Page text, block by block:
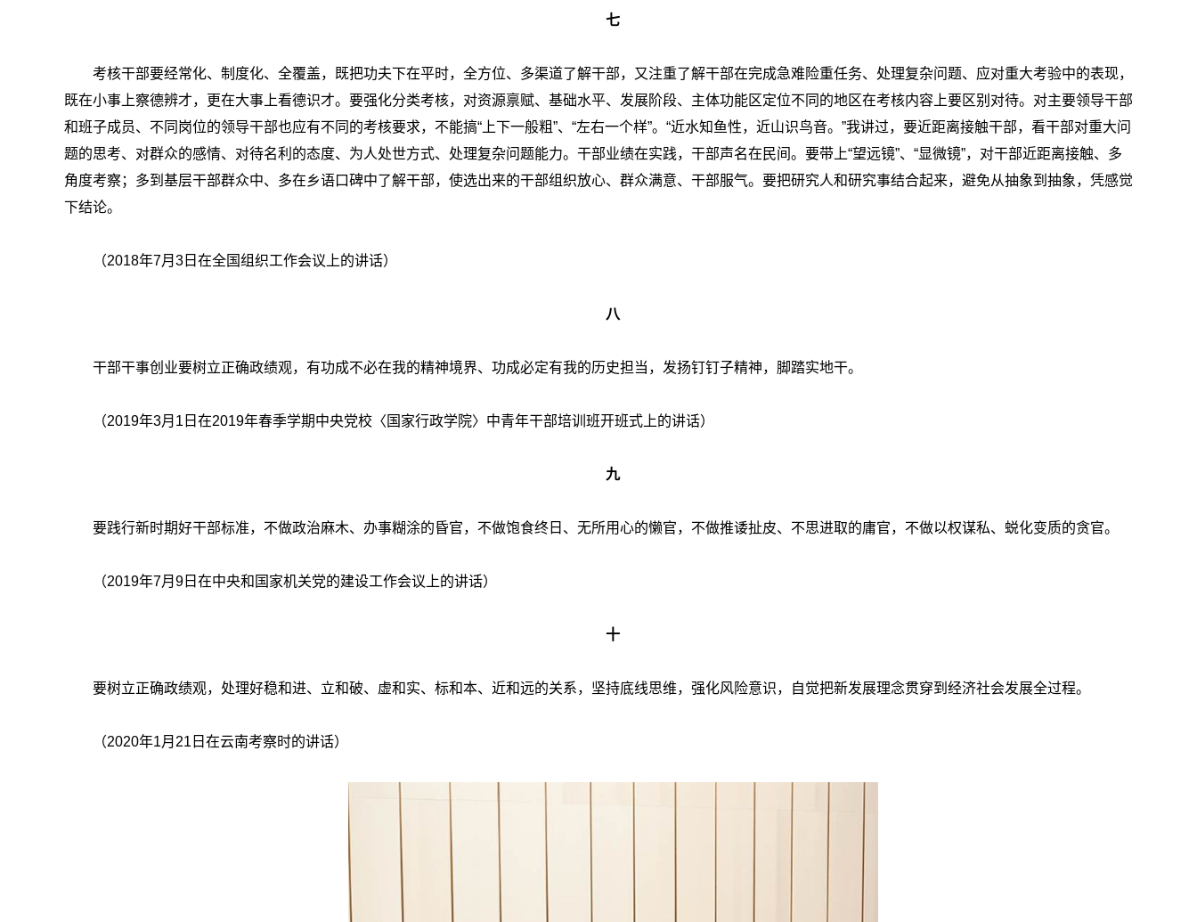
七
考核干部要经常化、制度化、全覆盖，既把功夫下在平时，全方位、多渠道了解干部，又注重了解干部在完成急难险重任务、处理复杂问题、应对重大考验中的表现，
既在小事上察德辨才，更在大事上看德识才。要强化分类考核，对资源禀赋、基础水平、发展阶段、主体功能区定位不同的地区在考核内容上要区别对待。对主要领导干部
和班子成员、不同岗位的领导干部也应有不同的考核要求，不能搞“上下一般粗”、“左右一个样”。“近水知鱼性，近山识鸟音。”我讲过，要近距离接触干部，看干部对重大问
题的思考、对群众的感情、对待名利的态度、为人处世方式、处理复杂问题能力。干部业绩在实践，干部声名在民间。要带上“望远镜”、“显微镜”，对干部近距离接触、多
角度考察；多到基层干部群众中、多在乡语口碑中了解干部，使选出来的干部组织放心、群众满意、干部服气。要把研究人和研究事结合起来，避免从抽象到抽象，凭感觉
下结论。
（2018年7月3日在全国组织工作会议上的讲话）
八
干部干事创业要树立正确政绩观，有功成不必在我的精神境界、功成必定有我的历史担当，发扬钉钉子精神，脚踏实地干。
（2019年3月1日在2019年春季学期中央党校〈国家行政学院〉中青年干部培训班开班式上的讲话）
九
要践行新时期好干部标准，不做政治麻木、办事糊涂的昏官，不做饱食终日、无所用心的懒官，不做推诿扯皮、不思进取的庸官，不做以权谋私、蜕化变质的贪官。
（2019年7月9日在中央和国家机关党的建设工作会议上的讲话）
十
要树立正确政绩观，处理好稳和进、立和破、虚和实、标和本、近和远的关系，坚持底线思维，强化风险意识，自觉把新发展理念贯穿到经济社会发展全过程。
（2020年1月21日在云南考察时的讲话）